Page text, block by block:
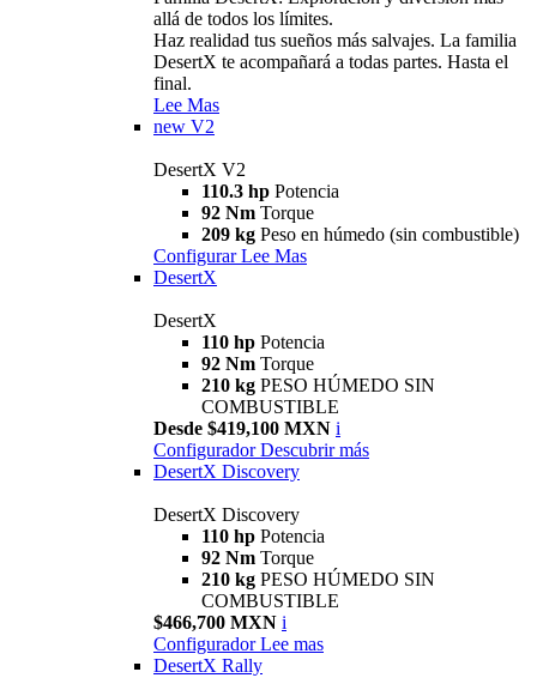
allá de todos los límites.
Haz realidad tus sueños más salvajes. La familia
DesertX te acompañará a todas partes. Hasta el
final.
Lee Mas
new V2
DesertX V2
110.3 hp Potencia
92 Nm Torque
209 kg Peso en húmedo (sin combustible)
Configurar Lee Mas
DesertX
DesertX
110 hp Potencia
92 Nm Torque
210 kg PESO HÚMEDO SIN
COMBUSTIBLE
Desde $419,100 MXN i
Configurador Descubrir más
DesertX Discovery
DesertX Discovery
110 hp Potencia
92 Nm Torque
210 kg PESO HÚMEDO SIN
COMBUSTIBLE
$466,700 MXN i
Configurador Lee mas
DesertX Rally